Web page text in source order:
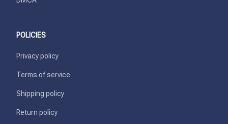
POLICIES
Privacy policy
Terms of service
Shipping policy
Return policy